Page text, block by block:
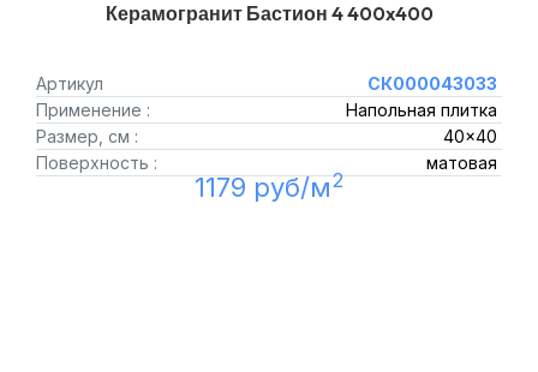
Керамогранит Бастион 4 400x400
Артикул
СК000043033
Применение :
Напольная плитка
Размер, см :
40x40
Поверхность :
матовая
1179 руб/м2